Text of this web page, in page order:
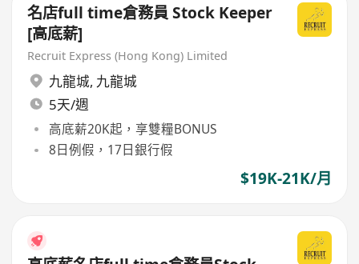
名店full time倉務員 Stock Keeper
[高底薪]
Recruit Express (Hong Kong) Limited
九龍城, 九龍城
5天/週
高底薪20K起，享雙糧BONUS
8日例假，17日銀行假
$19K-21K/月